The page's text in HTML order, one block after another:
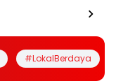
#LokalBerdaya